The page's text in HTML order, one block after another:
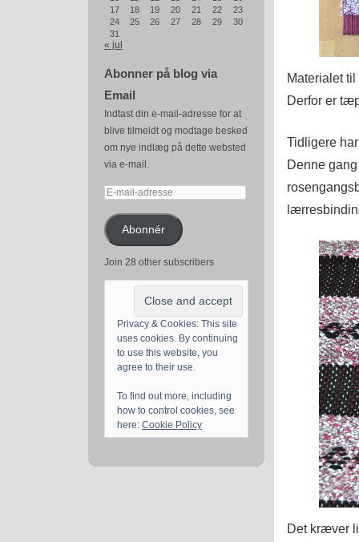
17
18 19 20 21 22
23
24
25 26 27 28 29
30
31
« jul
Abonner på blog via
Email
Indtast din e-mail-adresse for at
blive tilmeldt og modtage besked
om nye indlæg på dette websted
via e-mail.
E-
adresseAbonnér
Join 28 other subscribers
Privacy & Cookies: This site
uses cookies. By continuing
to use this website, you
agree to their use.
To find out more, including
how to control cookies, see
here: Cookie Policy
Materialet
Derfor er
Tidligere
Denne
Det kræver